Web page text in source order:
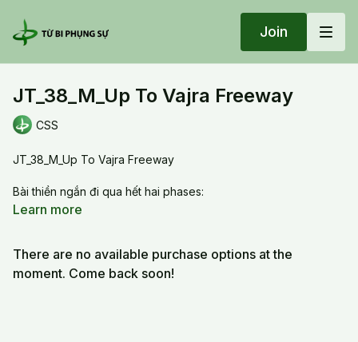
Join
JT_38_M_Up To Vajra Freeway
CSS
JT_38_M_Up To Vajra Freeway
Bài thiền ngắn đi qua hết hai phases:
1- Phase 1: Kiết giới
Cuối cùng, thâu lại tất cả vào Chủng tử AM.
Learn more
There are no available purchase options at the
moment. Come back soon!